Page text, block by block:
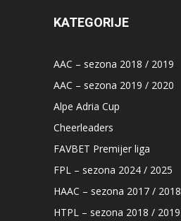
KATEGORIJE
AAC – sezona 2018 / 2019
AAC – sezona 2019 / 2020
Alpe Adria Cup
Cheerleaders
FAVBET Premijer liga
FPL – sezona 2024 / 2025
HAAC – sezona 2017 / 2018
HTPL – sezona 2018 / 2019